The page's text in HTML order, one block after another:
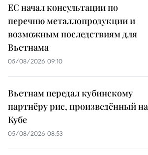
ЕС начал консультации по
перечню металлопродукции и
возможным последствиям для
Вьетнама
05/08/2026 09:10
Вьетнам передал кубинскому
партнёру рис, произведённый на
Кубе
05/08/2026 08:53